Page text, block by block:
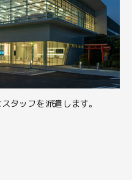
タッフを派遣します。